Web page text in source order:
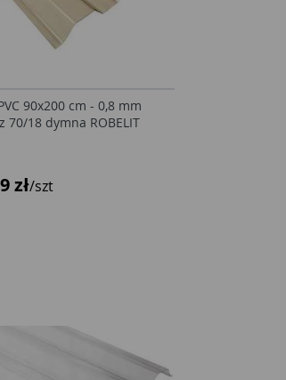
90x200 cm - 0,8 mm
70/18 dymna ROBELIT
zł/szt